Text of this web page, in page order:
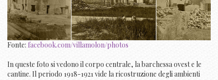
Fonte: facebook.com/villamolon/photos
In queste foto si vedono il corpo centrale, la barchessa ovest e le
cantine. Il periodo 1918-1921 vide la ricostruzione degli ambienti